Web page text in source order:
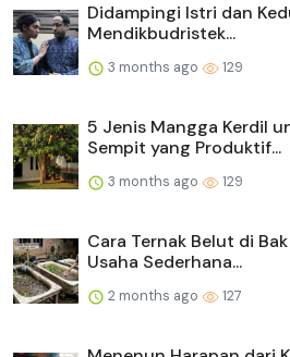
Didampingi Istri dan
Mendikbudristek...
3 months ago 129
5 Jenis Mangga Kerdil
Sempit yang Produktif...
3 months ago 129
Cara Ternak Belut di
Usaha Sederhana...
2 months ago 127